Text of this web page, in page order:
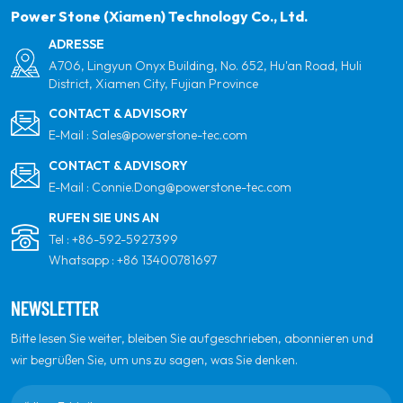
globalen Partner für Qualität, Professionalität und
Power Stone (Xiamen) Technology Co., Ltd.
ADRESSE
A706, Lingyun Onyx Building, No. 652, Hu'an Road, Huli
District, Xiamen City, Fujian Province
CONTACT & ADVISORY
E-Mail : Sales@powerstone-tec.com
CONTACT & ADVISORY
E-Mail : Connie.Dong@powerstone-tec.com
RUFEN SIE UNS AN
Tel : +86-592-5927399
Whatsapp : +86 13400781697
NEWSLETTER
Bitte lesen Sie weiter, bleiben Sie aufgeschrieben, abonnieren und
wir begrüßen Sie, um uns zu sagen, was Sie denken.